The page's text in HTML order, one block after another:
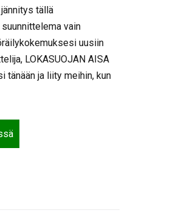
tällä
vain
uusiin
LOKASUOJAN AISA
tänään ja liity meihin, kun